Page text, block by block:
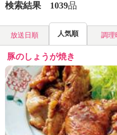
ピ
を
見
け
よ
う
。
N
H
K
検索結果 1039品
放送日順 人気順 調理
豚のしょうが焼き